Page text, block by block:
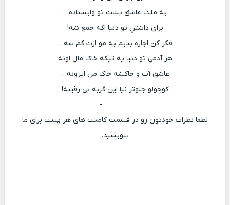
یه ملت عاشق پشت تو وایستاده…
برای داشتنِ تو دنیا اگه جمع شه!
فکر کن اجازه بدیم یه مو ازت کم شه…
هر آدمی تو دنیا یه تیکه خاک مال اونه
عاشق آب و خاکشه خاک من ایرونه…
کوچولو جلوتر نیا این گربه بی رقیبه!
————-
لطفا نظرات خودتون رو در قسمت کامنت های هر پست برای ما
بنویسید.